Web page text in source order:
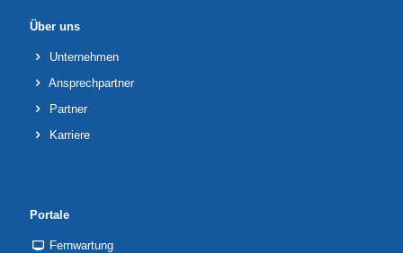
Über uns
Unternehmen
Ansprechpartner
Partner
Karriere
Portale
Fernwartung